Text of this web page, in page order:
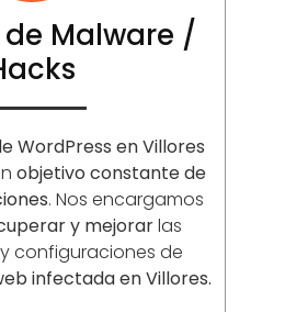
Malware /
WordPress enVillores
objetivo constante de
. Nos encargamos
y mejorarlas
configuraciones de
infectada enVillores.